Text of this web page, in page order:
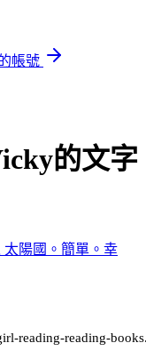
帳號
的文字
太陽國。簡單。幸